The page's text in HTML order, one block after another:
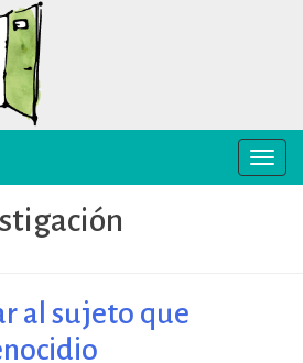
(EPM
para
Toggle
al sujeto que